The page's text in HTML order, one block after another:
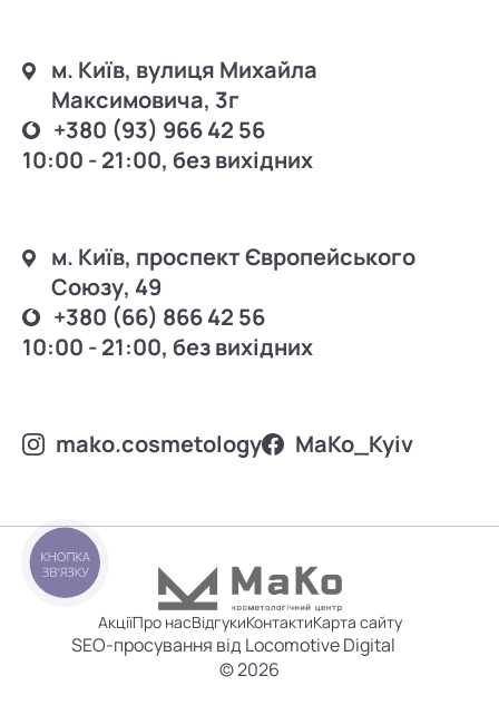
м. Київ, вулиця Михайла
Максимовича, 3г
+380 (93) 966 42 56
10:00 - 21:00, без вихідних
м. Київ, проспект Європейського
Союзу, 49
+380 (66) 866 42 56
10:00 - 21:00, без вихідних
mako.cosmetology MаKo_Kyiv
АкціїПро насВідгукиКонтактиКарта сайту
SEO-просування від Locomotive Digital
© 2026
КНОПКА
ЗВ'ЯЗКУ